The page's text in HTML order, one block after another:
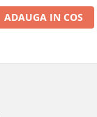
ADAUGA IN COS